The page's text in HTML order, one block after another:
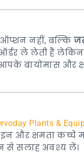
ऑप्शन नहीं, बल्कि
ले लेती हैं लेकिन
बायोमास और
Plants &
और क्षमता कच्चे
से सलाह अवश्य लें।